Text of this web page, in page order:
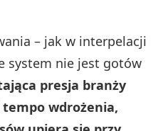
– jak w interpelacji
system nie jest gotów
presja branży
wdrożenia,